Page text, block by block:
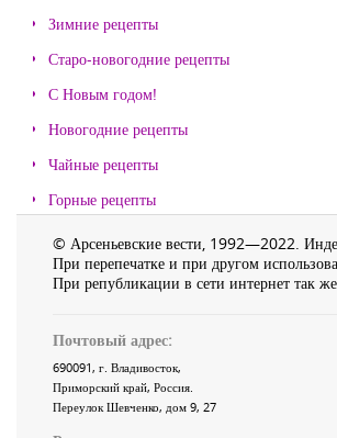
Зимние рецепты
Старо-новогодние рецепты
С Новым годом!
Новогодние рецепты
Чайные рецепты
Горные рецепты
© Арсеньевские вести, 1992—2022.
При перепечатке и при другом
При републикации в сети интернет так
Почтовый адрес:
690091, г. Владивосток,
Приморский край, Россия.
Переулок Шевченко, дом 9, 27